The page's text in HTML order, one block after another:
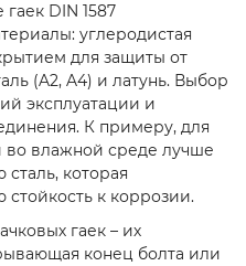
DIN 1587
углеродистая
для защиты от
(A2, A4) и латунь. Выбор
эксплуатации и
К примеру, для
влажной среде лучше
которая
к коррозии.
гаек – их
конец болта или